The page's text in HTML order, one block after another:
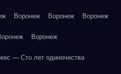
Воронеж Воронеж Воронеж
Воронеж
— Сто лет одиночества